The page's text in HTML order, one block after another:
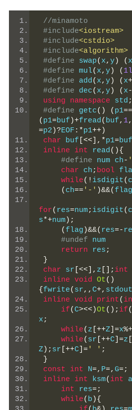
//minamoto
#include<iostream>
#include<cstdio>
#include<algorithm>
#define swap( x, y) ( x
#define mul( x, y) (
#define add( x, y) ( x+
#define dec( x, y) ( x-
using
namespace std ;
#define getc() ( p1==
( p1=buf )+fread( buf, 1,
=p2 )?EOF :*p1++)
char buf [<<],*p1=buf
inline
int read(){
#define num ch-
char ch ; bool
while(! isdigit(
( ch=='-' )&&( flag
for( res=num; isdigit(
s*+num);
( flag )&&( res=-
#undef num
return res ;
}
char sr [<<], z []; int
inline void Ot()
{ fwrite( sr,, C+, stdout
inline void print(
if(C><<)Ot(); if(
x ;
while( z [++Z ]=x
while( sr [++C ]=z
Z); sr [++C ]=' ' ;
}
const
int N=, P=, G=;
inline
int ksm( int a
int res=;
while( b ){